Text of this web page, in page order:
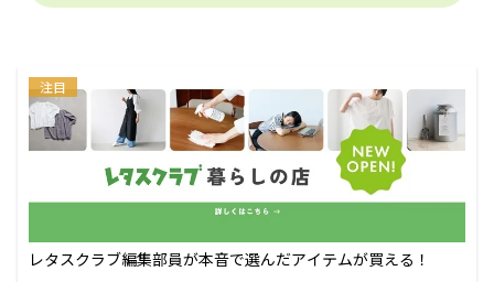
注目
レタスクラブ編集部員が本音で選んだアイテムが買える！